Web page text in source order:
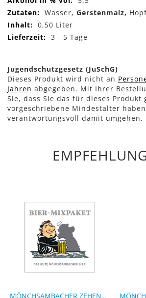
Wasser, Gerstenmalz,
0,50 Liter
3 - 5 Tage
Jugendschutzgesetz (JuSchG)
Dieses Produkt wird nicht an
Jahren abgegeben. Mit Ihrer
Sie, dass Sie das für dieses Produkt
vorgeschriebene Mindestalter
verantwortungsvoll damit umgehen.
MÖNCHSAMBACHER ZEHENDNER BRAUEREI MIXPAKET